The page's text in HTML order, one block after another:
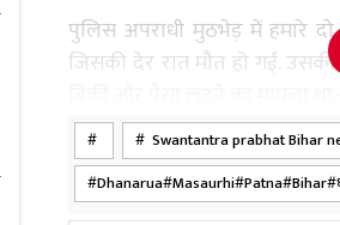
पुलिस अपराधी मुठभेड़ में हमारे
जिसकी देर रात मौत हो गई.
पुलिस पर हमला, दो अधिकारी
की. इसमें मसौढ़ी थाना के अपर
में गोली लगी. दोनों का इलाज
Swantantra prabhat Bihar